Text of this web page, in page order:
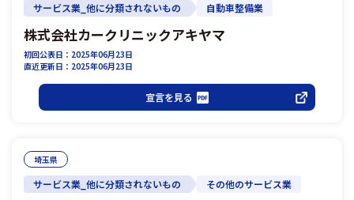
サービス業_他に分類されないもの 自動車整備業
株式会社カークリニックアキヤマ
初回公表日：2025年06月23日
直近更新日：2025年06月23日
宣言を見る
埼玉県
サービス業_他に分類されないもの その他のサービス業